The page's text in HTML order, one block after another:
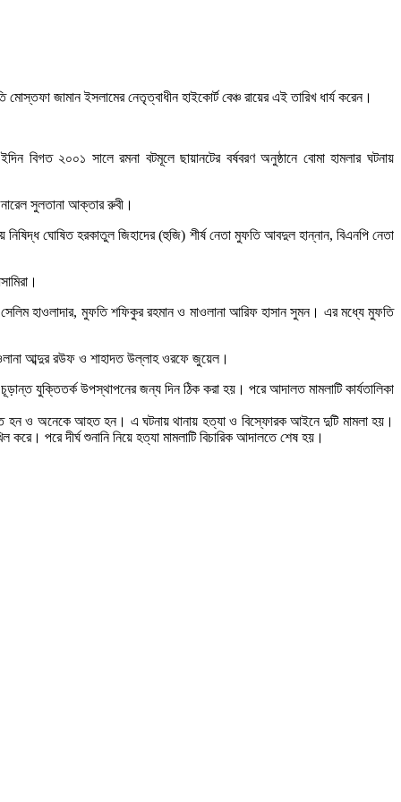
জামান ইসলামের নেতৃত্বাধীন হাইকোর্ট বেঞ্চ রায়ের এই তারিখ ধার্য করেন।
২০০১ সালে রমনা বটমূলে ছায়ানটের বর্ষবরণ অনুষ্ঠানে বোমা হামলার ঘটনায়
সুলতানা আক্তার রুবী।
ঘোষিত হরকাতুল জিহাদের (হুজি) শীর্ষ নেতা মুফতি আবদুল হান্নান, বিএনপি নেতা
হাওলাদার, মুফতি শফিকুর রহমান ও মাওলানা আরিফ হাসান সুমন। এর মধ্যে মুফতি
আব্দুর রউফ ও শাহাদত উল্লাহ ওরফে জুয়েল।
যুক্তিতর্ক উপস্থাপনের জন্য দিন ঠিক করা হয়। পরে আদালত মামলাটি কার্যতালিকা
হন ও অনেকে আহত হন। এ ঘটনায় থানায় হত্যা ও বিস্ফোরক আইনে দুটি মামলা হয়।
পরে দীর্ঘ শুনানি নিয়ে হত্যা মামলাটি বিচারিক আদালতে শেষ হয়।